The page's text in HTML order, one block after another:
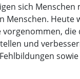
sich Menschen
Menschen. Heute
vorgenommen,
und